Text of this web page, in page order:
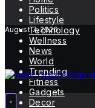
Politics
Lifestyle
Technology
Wellness
News
World
Trending
Fitness
Gadgets
Decor
August 7, 2026